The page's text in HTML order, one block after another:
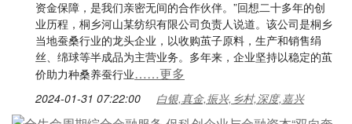
资金保障，是我们亲密无间的合作伙伴。”回想二十多年的创
业历程，桐乡河山某纺织有限公司负责人说道。该公司是桐乡
当地蚕桑行业的龙头企业，以收购茧子原料，生产和销售绢
丝、绵球等半成品为主营业务。多年来，企业坚持以稳定的茧
价助力种桑养蚕行业……更多
2024-01-31 07:22:00 白银,真金,振兴,乡村,深度,嘉兴